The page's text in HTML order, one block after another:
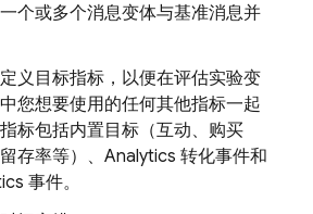
个或多个消息变体与基准消息并
义目标指标，以便在评估实验变
您想要使用的任何其他指标一起
标包括内置目标（互动、购买
存率等）、 Analytics 转化事件和
事件。